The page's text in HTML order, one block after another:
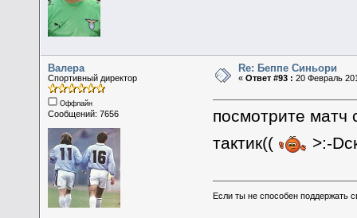
Валера
Спортивный директор
Оффлайн
Сообщений: 7656
Re: Беппе Синьори
«Ответ #93 : 20 Февраль
посмотрите матч
тактик((
>:-
Если ты не способен поддержать